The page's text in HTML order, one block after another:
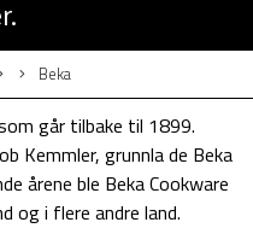
Beka
går tilbake til 1899.
Kemmler, grunnla de Beka
årene ble Beka Cookware
og i flere andre land.